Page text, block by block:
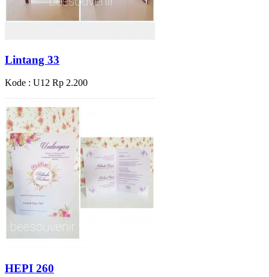
Lintang 33
Kode : U12 Rp 2.200
HEPI 260